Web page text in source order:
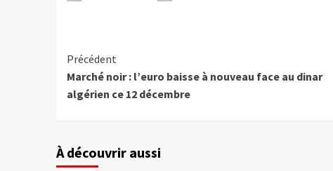
Précédent
Marché noir : l’euro baisse à nouveau face au dinar
algérien ce 12 décembre
À découvrir aussi